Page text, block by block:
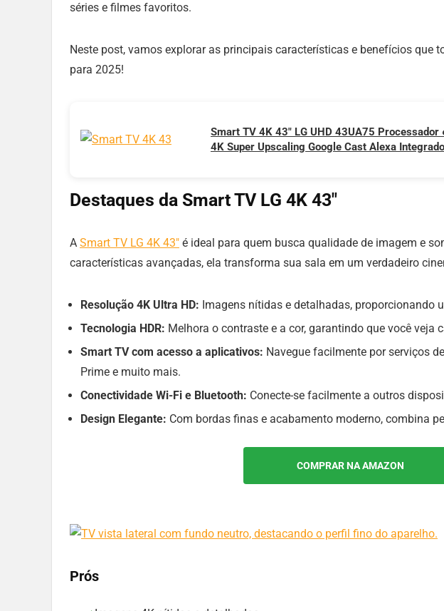
séries e filmes favoritos.
Neste post, vamos explorar as principais características e benefícios que
para 2025!
Smart TV 4K 43″ LG UHD 43UA75 Processador
4K Super Upscaling Google Cast Alexa
Destaques da Smart TV LG 4K 43″
A Smart TV LG 4K 43″ é ideal para quem busca qualidade de imagem e
características avançadas, ela transforma sua sala em um verdadeiro
Resolução 4K Ultra HD: Imagens nítidas e detalhadas, proporcionando
Tecnologia HDR: Melhora o contraste e a cor, garantindo que você veja
Smart TV com acesso a aplicativos: Navegue facilmente por serviços
Prime e muito mais.
Conectividade Wi-Fi e Bluetooth: Conecte-se facilmente a outros
Design Elegante: Com bordas finas e acabamento moderno, combina
COMPRAR NA AMAZON
Prós